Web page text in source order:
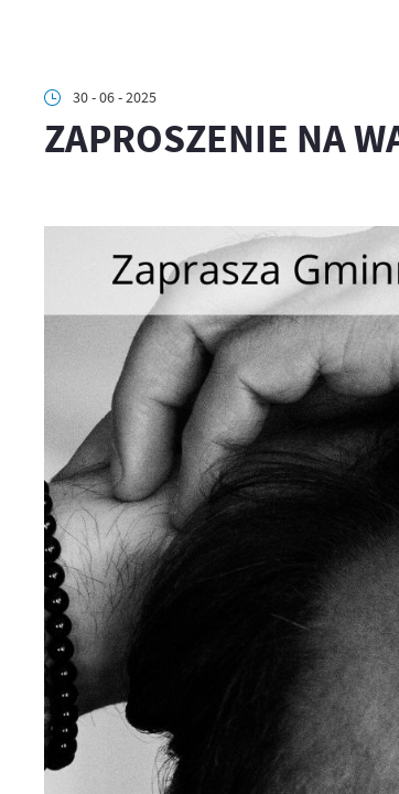
30 - 06 - 2025
ZAPROSZENIE NA